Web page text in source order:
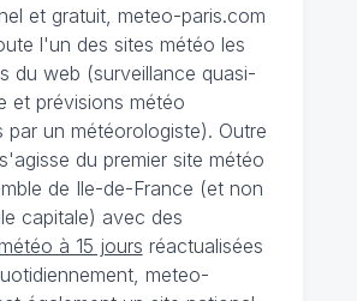
et gratuit, meteo-paris.com
l'un des sites météo les
du web (surveillance quasi-
et prévisions météo
par un météorologiste). Outre
du premier site météo
de Ile-de-France (et non
capitale) avec des
à 15 jours réactualisées
meteo-